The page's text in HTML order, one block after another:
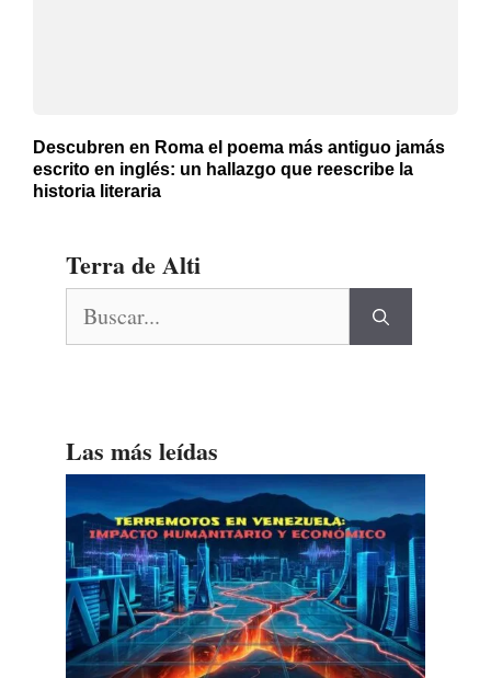
Descubren en Roma el poema más antiguo jamás
escrito en inglés: un hallazgo que reescribe la
historia literaria
Terra de Alti
Las más leídas